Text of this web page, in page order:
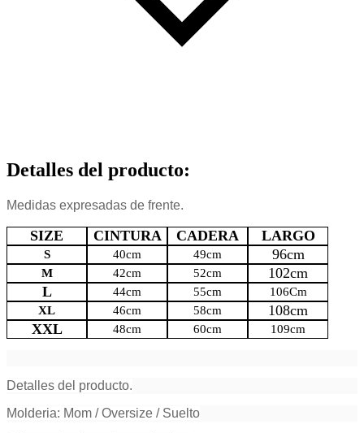
Detalles del producto:
Medidas expresadas de frente.
SIZE CINTURA CADERA LARGO
S 40cm 49cm 96cm
M 42cm 52cm
102cm
L
44cm 55cm
106Cm
XL
46cm 58cm
108cm
XXL
48cm 60cm 109cm
Detalles del producto.
Molderia: Mom / Oversize / Suelto